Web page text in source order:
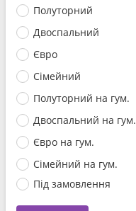
Полуторний
Двоспальний
Євро
Сімейний
Полуторний на гум.
Двоспальний на гум.
Євро на гум.
Сімейний на гум.
Під замовлення